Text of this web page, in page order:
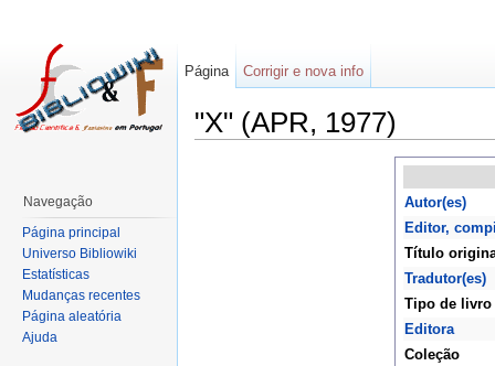
"X" (APR, 1977)
Autor(es)
Editor,
Título
Tradutor(es)
Tipo de livro
Editora
Coleção
Página Corrigir e nova info
Navegação
Página principal
Universo Bibliowiki
Estatísticas
Mudanças recentes
Página aleatória
Ajuda